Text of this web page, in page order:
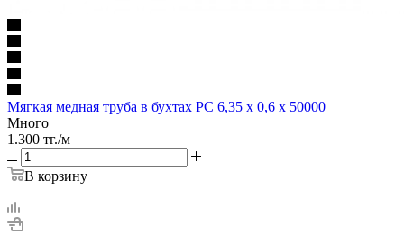
Мягкая медная труба в бухтах РС 6,35 х 0,6 х 50000
Много
1.300 тг./м
В корзину